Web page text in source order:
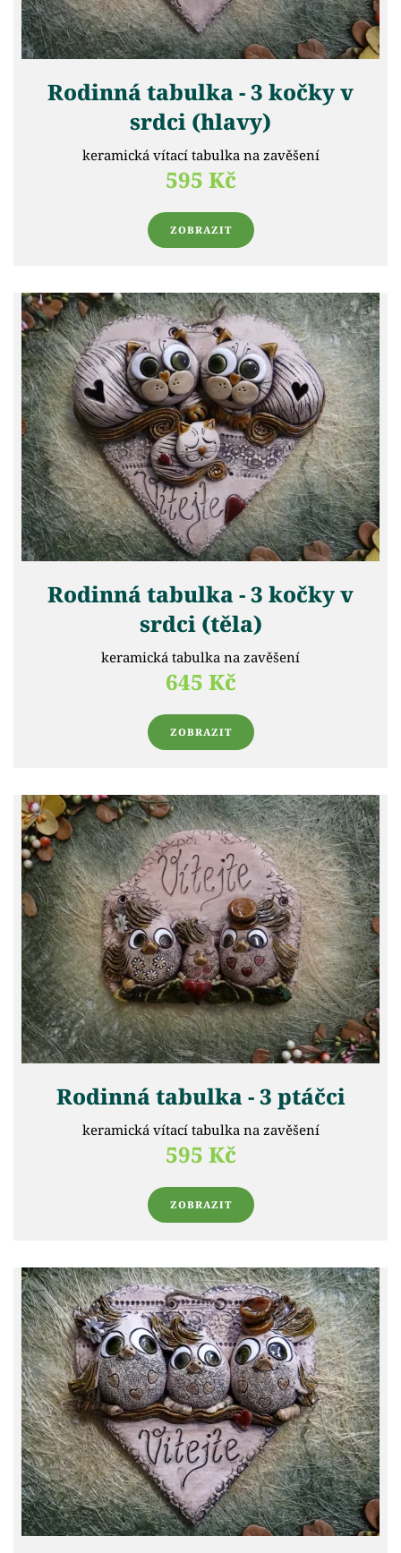
Rodinná tabulka - 3 kočky v
srdci (hlavy)
keramická vítací tabulka na zavěšení
595 Kč
ZOBRAZIT
Rodinná tabulka - 3 kočky v
srdci (těla)
keramická tabulka na zavěšení
645 Kč
ZOBRAZIT
Rodinná tabulka - 3 ptáčci
keramická vítací tabulka na zavěšení
595 Kč
ZOBRAZIT